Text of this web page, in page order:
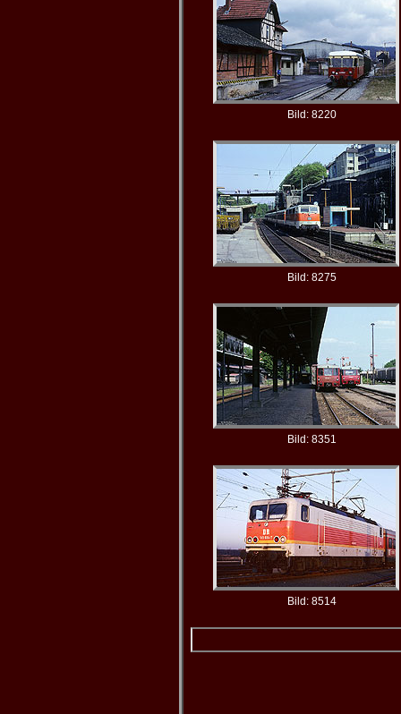
Bild: 8220
Bild: 8275
Bild: 8351
Bild: 8514